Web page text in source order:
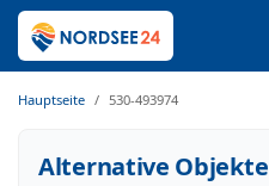
Hauptseite 530-493974
Alternative Objekte